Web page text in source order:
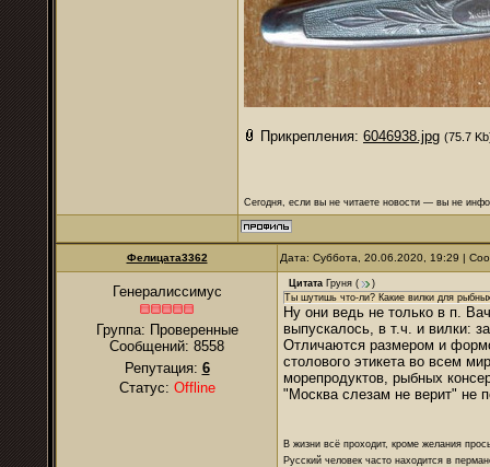
Прикрепления: 6046938.jpg (75.7
Сегодня, если вы не читаете новости — вы не
Фелицата3362 Дата: Суббота, 20.06.2020, 19:29 |
Генералиссимус
Группа: Проверенные
Сообщений: 8558
Репутация: 6
Статус: Offline
Цитата Груня (
)
Ты шутишь что-ли? Какие вилки для
Ну они ведь не только в п.
выпускалось, в т.ч. и вилки:
Отличаются размером и
столового этикета во всем
морепродуктов, рыбных
"Москва слезам не верит" не
В жизни всё проходит, кроме желания
Русский человек часто находится в